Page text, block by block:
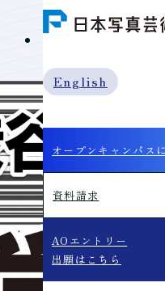
English
オープンキャンパス
資料請求
AOエントリー
出願はこちら